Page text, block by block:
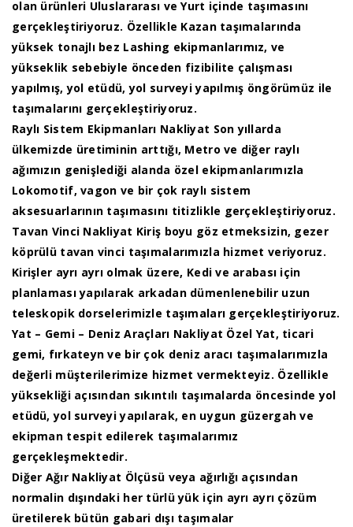
olan ürünleri Uluslararası ve Yurt içinde taşımasını
gerçekleştiriyoruz. Özellikle Kazan taşımalarında
yüksek tonajlı bez Lashing ekipmanlarımız, ve
yükseklik sebebiyle önceden fizibilite çalışması
yapılmış, yol etüdü, yol surveyi yapılmış öngörümüz ile
taşımalarını gerçekleştiriyoruz.
Raylı Sistem Ekipmanları Nakliyat Son yıllarda
ülkemizde üretiminin arttığı, Metro ve diğer raylı
ağımızın genişlediği alanda özel ekipmanlarımızla
Lokomotif, vagon ve bir çok raylı sistem
aksesuarlarının taşımasını titizlikle gerçekleştiriyoruz.
Tavan Vinci Nakliyat Kiriş boyu göz etmeksizin, gezer
köprülü tavan vinci taşımalarımızla hizmet veriyoruz.
Kirişler ayrı ayrı olmak üzere, Kedi ve arabası için
planlaması yapılarak arkadan dümenlenebilir uzun
teleskopik dorselerimizle taşımaları gerçekleştiriyoruz.
Yat – Gemi – Deniz Araçları Nakliyat Özel Yat, ticari
gemi, fırkateyn ve bir çok deniz aracı taşımalarımızla
değerli müşterilerimize hizmet vermekteyiz. Özellikle
yüksekliği açısından sıkıntılı taşımalarda öncesinde yol
etüdü, yol surveyi yapılarak, en uygun güzergah ve
ekipman tespit edilerek taşımalarımız
gerçekleşmektedir.
Diğer Ağır Nakliyat Ölçüsü veya ağırlığı açısından
normalin dışındaki her türlü yük için ayrı ayrı çözüm
üretilerek bütün gabari dışı taşımalar